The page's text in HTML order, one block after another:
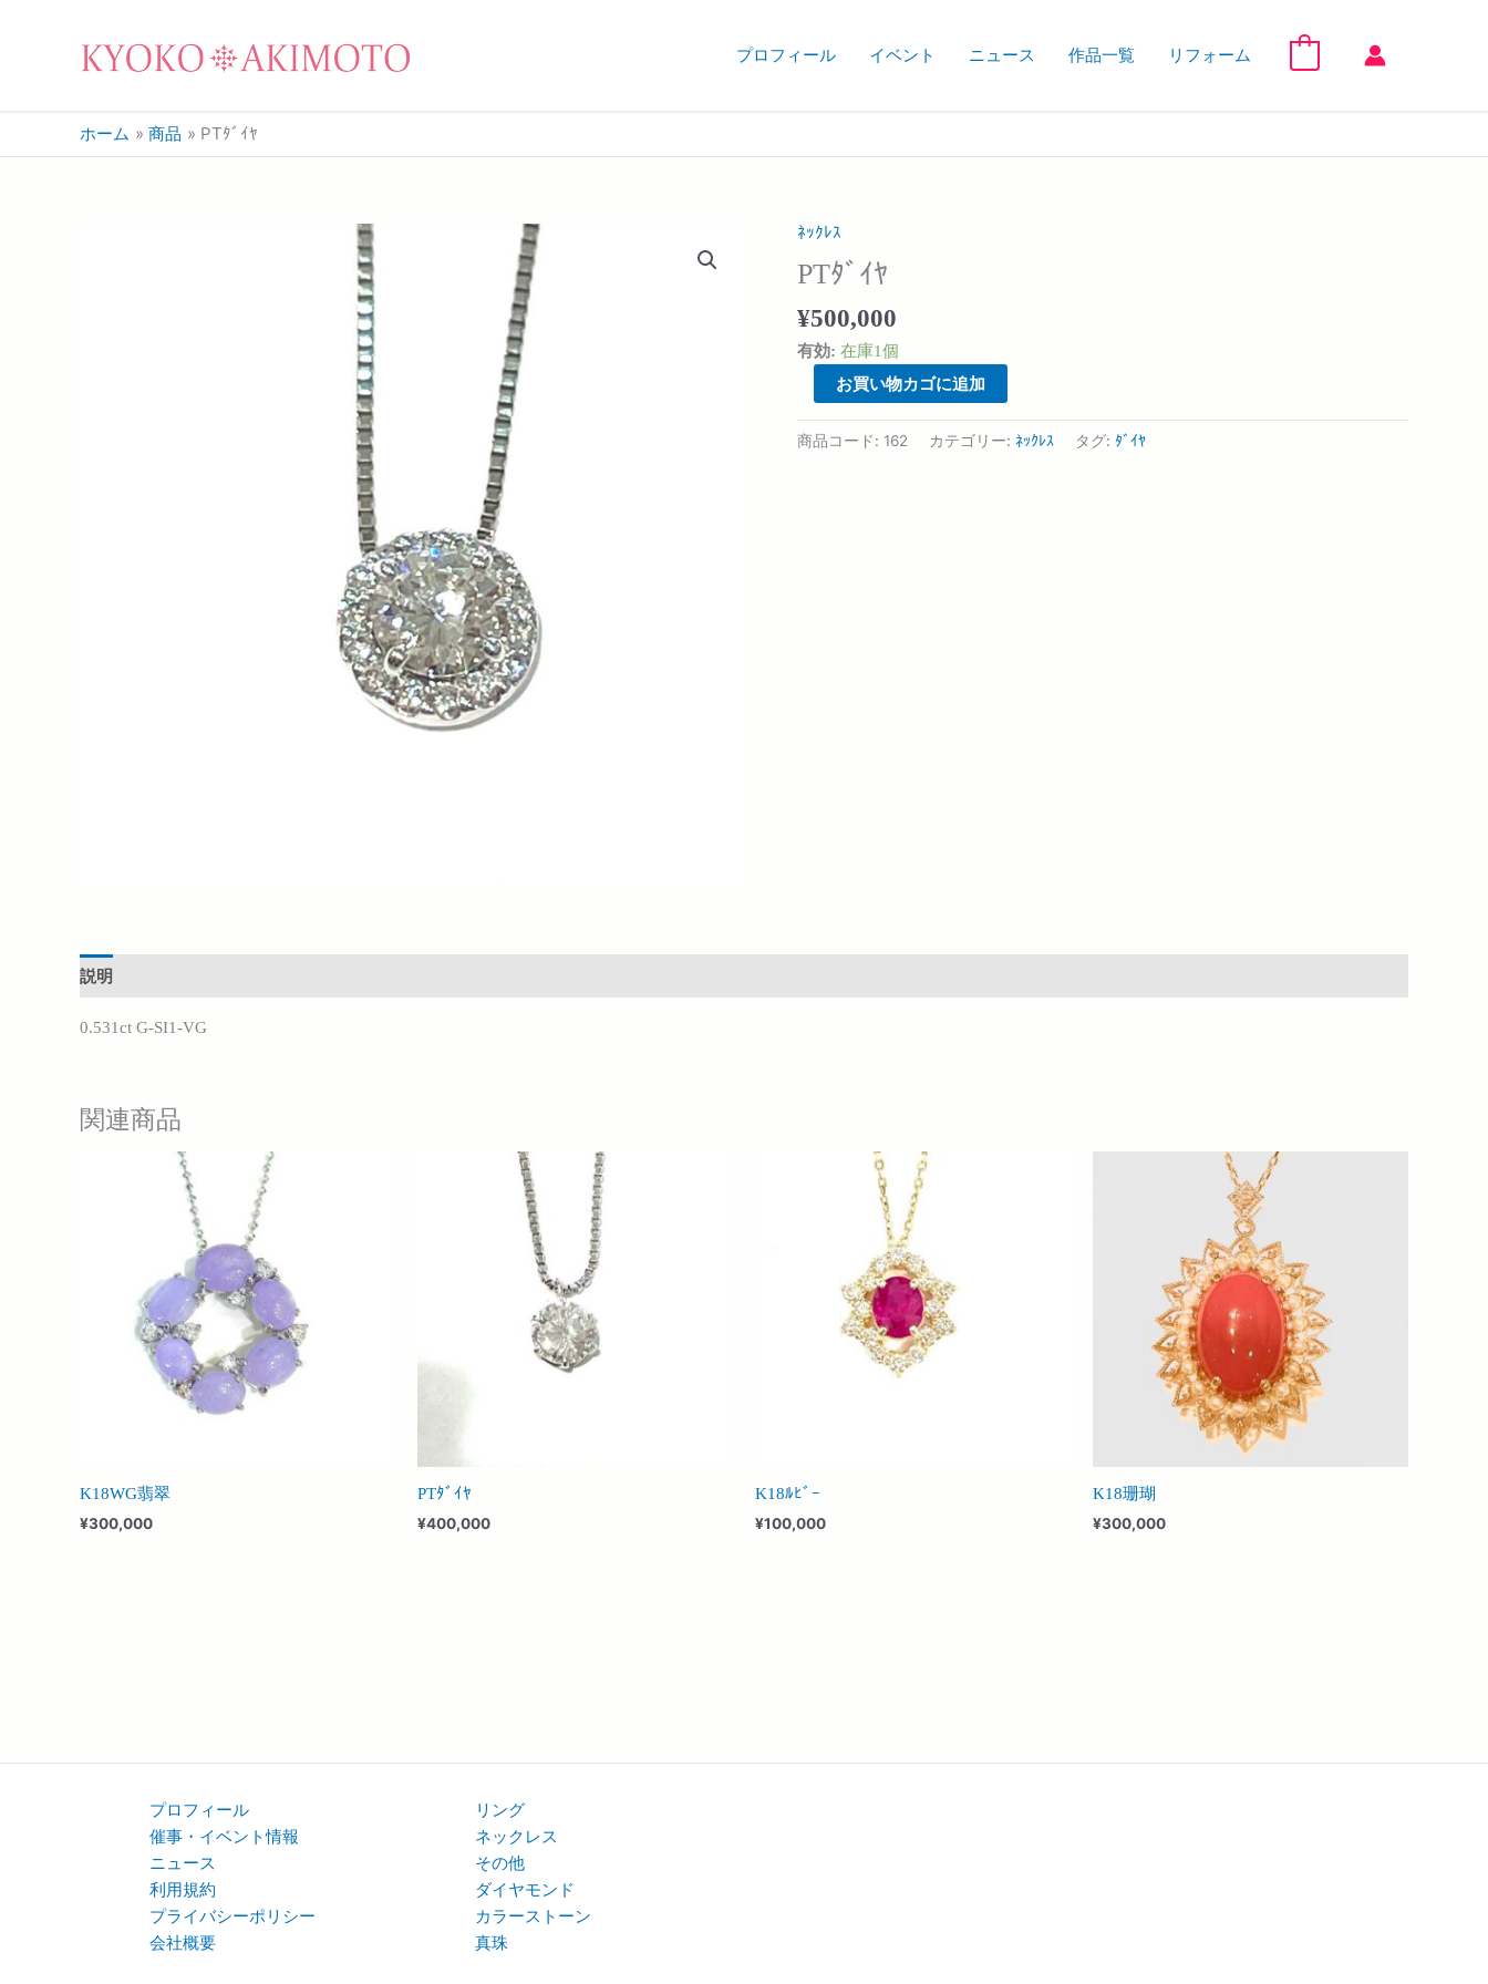
プロフィール イベント ニュース 作品一覧 リフォーム
ホーム 商品 PTﾀﾞｲﾔ
ﾈｯｸﾚｽ
PTﾀﾞｲﾔ
¥500,000
有効: 在庫1個
PT
ﾀﾞ
ｲ
ﾔ
個
お買い物カゴに追加
商品コード: 162 カテゴリー: ﾈｯｸﾚｽ タグ: ﾀﾞｲﾔ
説明
0.531ct G-SI1-VG
関連商品
K18WG翡翠
¥300,000
PTﾀﾞｲﾔ
¥400,000
K18ﾙﾋﾞｰ
¥100,000
K18珊瑚
¥300,000
プロフィール
催事・イベント情報
ニュース
利用規約
プライバシーポリシー
会社概要
リング
ネックレス
その他
ダイヤモンド
カラーストーン
真珠